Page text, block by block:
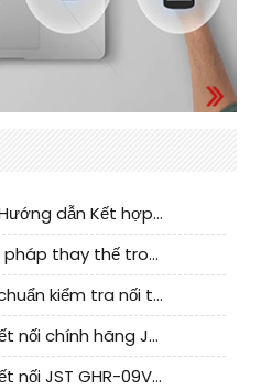
CNC Tech Đánh giá và Hướng dẫn Kết hợp Sản xuất Linh kiện Cable Nội địa
I-Pex cao tần dây束 giải pháp thay thế trong nước phân tích
CLIFF dưới参照 của tiêu chuẩn kiểm tra nối tiếp器 trong nước được cập nhật
JST kết nối - cung cấp kết nối chính hãng JST NSHR-02V-S | sản phẩm thay thế
JST kết nối - cung cấp kết nối JST GHR-09V-S chính hãng | hàng thay thế